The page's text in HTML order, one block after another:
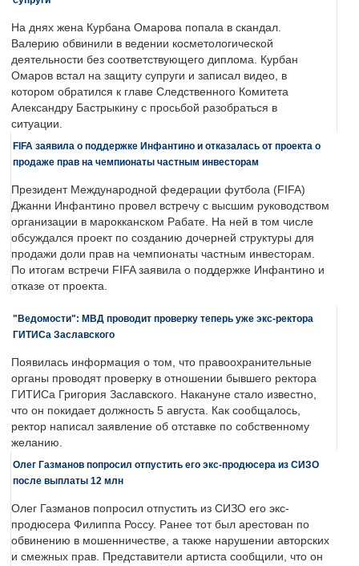
На днях жена Курбана Омарова попала в скандал.
Валерию обвинили в ведении косметологической
деятельности без соответствующего диплома. Курбан
Омаров встал на защиту супруги и записал видео, в
котором обратился к главе Следственного Комитета
Александру Бастрыкину с просьбой разобраться в
ситуации.
FIFA заявила о поддержке Инфантино и отказалась от проекта о
продаже прав на чемпионаты частным инвесторам
Президент Международной федерации футбола (FIFA)
Джанни Инфантино провел встречу с высшим руководством
организации в марокканском Рабате. На ней в том числе
обсуждался проект по созданию дочерней структуры для
продажи доли прав на чемпионаты частным инвесторам.
По итогам встречи FIFA заявила о поддержке Инфантино и
отказе от проекта.
"Ведомости": МВД проводит проверку теперь уже экс-ректора
ГИТИСа Заславского
Появилась информация о том, что правоохранительные
органы проводят проверку в отношении бывшего ректора
ГИТИСа Григория Заславского. Накануне стало известно,
что он покидает должность 5 августа. Как сообщалось,
ректор написал заявление об отставке по собственному
желанию.
Олег Газманов попросил отпустить его экс-продюсера из СИЗО
после выплаты 12 млн
Олег Газманов попросил отпустить из СИЗО его экс-
продюсера Филиппа Россу. Ранее тот был арестован по
обвинению в мошенничестве, а также нарушении авторских
и смежных прав. Представители артиста сообщили, что он